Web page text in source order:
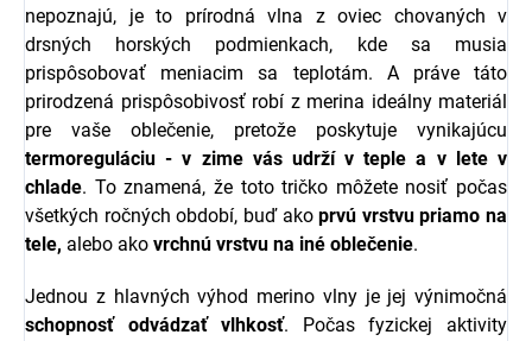
nepoznajú, je to prírodná vlna z oviec chovaných v
drsných horských podmienkach, kde sa musia
prispôsobovať meniacim sa teplotám. A práve táto
prirodzená prispôsobivosť robí z merina ideálny materiál
pre vaše oblečenie, pretože poskytuje vynikajúcu
termoreguláciu - v zime vás udrží v teple a v lete v
chlade. To znamená, že toto tričko môžete nosiť počas
všetkých ročných období, buď akoprvú vrstvu priamo na
tele, alebo ako vrchnú vrstvu na iné oblečenie.
Jednou z hlavných výhod merino vlny je jej výnimočná
schopnosť odvádzať vlhkosť. Počas fyzickej aktivity